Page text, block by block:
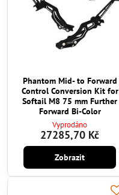
Phantom Mid- to Forward
Control Conversion Kit for
Softail M8 75 mm Further
Forward Bi-Color
Vyprodáno
27285,70 Kč
Zobrazit